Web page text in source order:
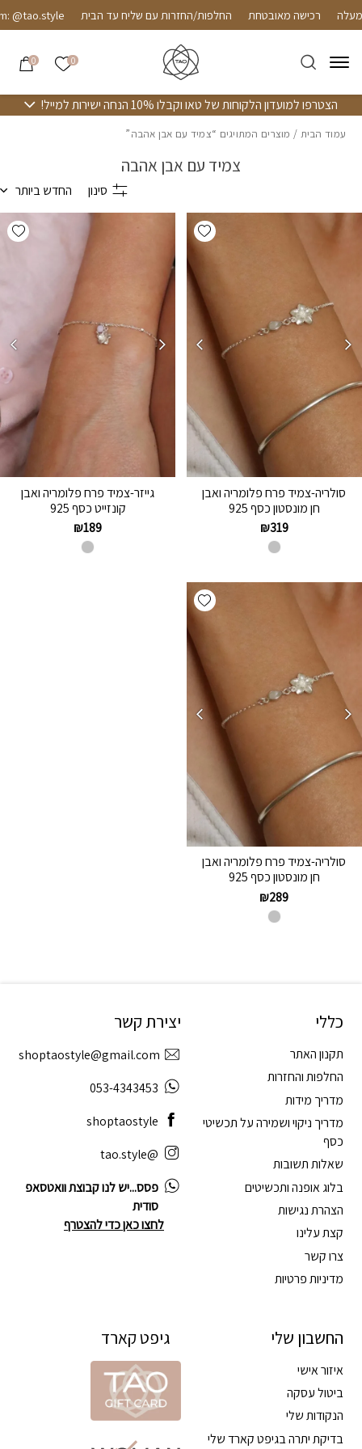
Skip to Contentרכישה מאובטחת החלפות/החזרות עם שליח עד הבית
0 הרשימה
0
הצטרפו למועדון הלקוחות של טאו וקבלו 10% הנחה ישירות למייל!
עמוד הבית / מוצרים המתויגים “צמיד עם אבן אהבה”
צמיד עם אבן אהבה
סינון החדש ביותר
Add wishlist
סולריה-צמיד פרח פלומריה ואבן
חן מונסטון כסף 925
₪319
גייזר-צמיד פרח פלומריה ואבן
קונזייט כסף 925
₪189
Add wishlist
סולריה-צמיד פרח פלומריה ואבן
חן מונסטון כסף 925
₪289
כללי
תקנון האתר
החלפות והחזרות
מדריך מידות
מדריך ניקוי ושמירה על תכשיטי
כסף
שאלות תשובות
בלוג אופנה ותכשיטים
הצהרת נגישות
קצת עלינו
צרו קשר
מדיניות פרטיות
החשבון שלי
איזור אישי
ביטול עסקה
הנקודות שלי
בדיקת יתרה בגיפט קארד שלי
יצירת קשר
shoptaostyle@gmail.com
053-4343453
shoptaostyle
@tao.style
פסס...יש לנו קבוצת וואטסאפ
סודית
לחצו כאן כדי להצטרף
גיפט קארד
בחזרה למעלה